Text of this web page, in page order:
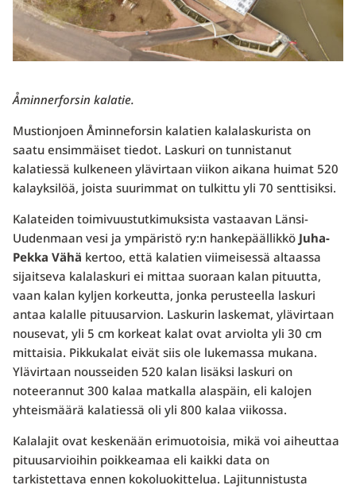
Åminnerforsin kalatie.
Mustionjoen Åminneforsin kalatien kalalaskurista on
saatu ensimmäiset tiedot. Laskuri on tunnistanut
kalatiessä kulkeneen ylävirtaan viikon aikana huimat 520
kalayksilöä, joista suurimmat on tulkittu yli 70 senttisiksi.
Kalateiden toimivuustutkimuksista vastaavan Länsi-
Uudenmaan vesi ja ympäristö ry:n hankepäällikkö Juha-
Pekka Vähä kertoo, että kalatien viimeisessä altaassa
sijaitseva kalalaskuri ei mittaa suoraan kalan pituutta,
vaan kalan kyljen korkeutta, jonka perusteella laskuri
antaa kalalle pituusarvion. Laskurin laskemat, ylävirtaan
nousevat, yli 5 cm korkeat kalat ovat arviolta yli 30 cm
mittaisia. Pikkukalat eivät siis ole lukemassa mukana.
Ylävirtaan nousseiden 520 kalan lisäksi laskuri on
noteerannut 300 kalaa matkalla alaspäin, eli kalojen
yhteismäärä kalatiessä oli yli 800 kalaa viikossa.
Kalalajit ovat keskenään erimuotoisia, mikä voi aiheuttaa
pituusarvioihin poikkeamaa eli kaikki data on
tarkistettava ennen kokoluokittelua. Lajitunnistusta